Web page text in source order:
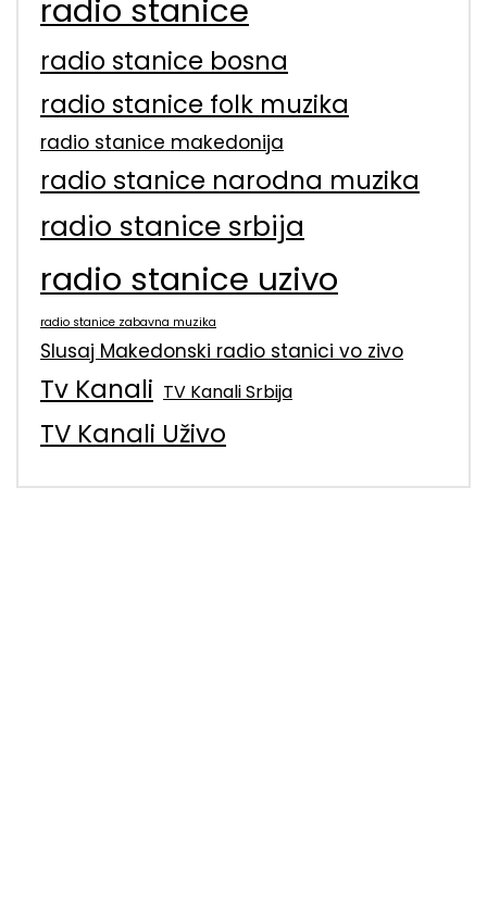
radio stanice
radio stanice bosna
radio stanice folk muzika
radio stanice makedonija
radio stanice narodna muzika
radio stanice srbija
radio stanice uzivo
radio stanice zabavna muzika
Slusaj Makedonski radio stanici vo zivo
Tv Kanali TV Kanali Srbija
TV Kanali Uživo